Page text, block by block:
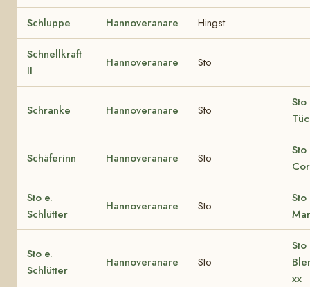
Schluppe Hannoveranare Hingst
Schnellkraft
II
Hannoveranare Sto
Schranke Hannoveranare Sto
Sto
Schäferinn Hannoveranare Sto
Sto
Sto e.
Schlütter
Hannoveranare Sto
Sto
Sto e.
Schlütter
Hannoveranare Sto
Sto
xx